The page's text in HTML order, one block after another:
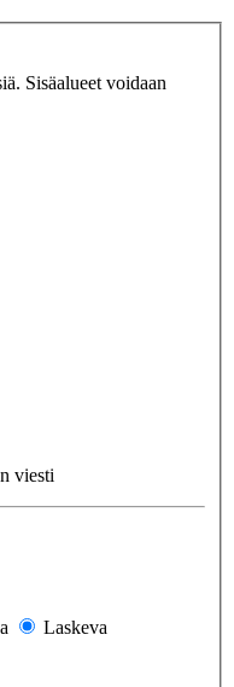
Sisäalueet voidaan
viesti
Laskeva